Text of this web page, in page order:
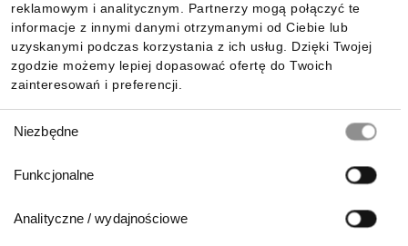
reklamowym i analitycznym. Partnerzy mogą połączyć te
informacje z innymi danymi otrzymanymi od Ciebie lub
uzyskanymi podczas korzystania z ich usług. Dzięki Twojej
zgodzie możemy lepiej dopasować ofertę do Twoich
zainteresowań i preferencji.
zgody
Niezbędne
Funkcjonalne
Analityczne / wydajnościowe
Pobierz naszą aplikację mobilną: